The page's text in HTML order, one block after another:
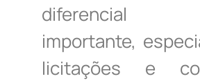
diferencial
importante,
licitações e